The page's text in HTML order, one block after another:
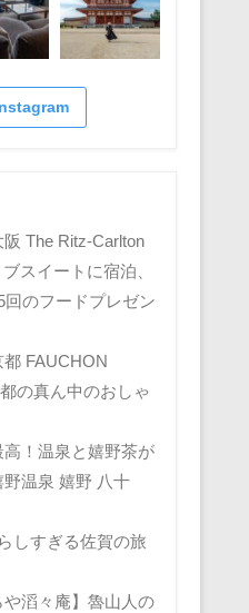
阪 The Ritz-Carlton
スイートに宿泊、
回のフードプレゼン
都 FAUCHON
の真ん中のおしゃ
！温泉と嬉野茶が
温泉 嬉野 八十
しすぎる佐賀の旅
や滔々庵】魯山人の